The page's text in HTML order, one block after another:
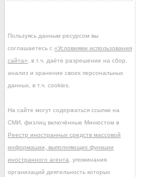
Пользуясь данным ресурсом вы
соглашаетесь с «Условиями использования
сайта» , в т.ч. даёте разрешение на сбор,
анализ и хранение своих персональных
данных, в т.ч. cookies.
На сайте могут содержаться ссылки на
СМИ, физлиц включённые Минюстом в
Реестр иностранных средств массовой
информации, выполняющих функции
иностранного агента , упоминания
организаций деятельность которых